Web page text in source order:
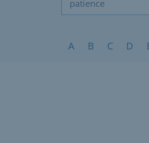
Topics A-Z
A B C D